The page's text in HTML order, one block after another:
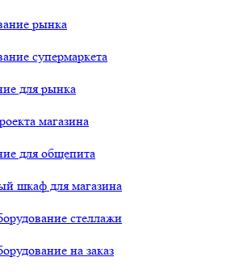
рынка
супермаркета
для рынка
магазина
для общепита
шкаф для магазина
стеллажи
на заказ